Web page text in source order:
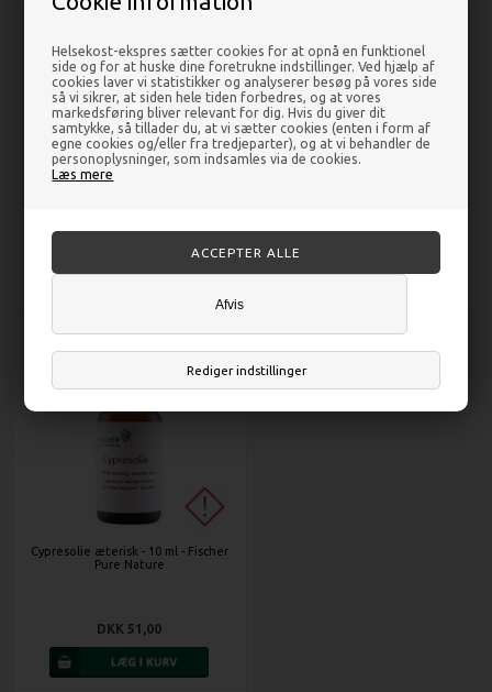
Helsekost-ekspres sætter cookies for at opnå en funktionel
side og for at huske dine foretrukne indstillinger. Ved hjælp af
cookies laver vi statistikker og analyserer besøg på vores side
så vi sikrer, at siden hele tiden forbedres, og at vores
markedsføring bliver relevant for dig. Hvis du giver dit
samtykke, så tillader du, at vi sætter cookies (enten i form af
egne cookies og/eller fra tredjeparter), og at vi behandler de
personoplysninger, som indsamles via de cookies.
Læs mere
Rediger indstillinger
Afvis
Citron Tea Treeolie æterisk - 5 ml
- Fischer Pure Nature
Cypresolie æterisk - 10 ml - Fischer
Pure Nature
DKK 51,00